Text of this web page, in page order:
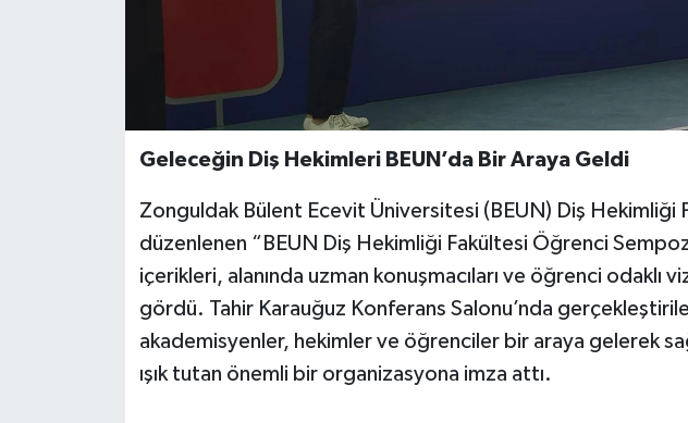
Geleceğin Diş Hekimleri BEUN’da Bir Araya Geldi
Zonguldak Bülent Ecevit Üniversitesi (BEUN) Diş Hekimliği
düzenlenen “BEUN Diş Hekimliği Fakültesi Öğrenci
içerikleri, alanında uzman konuşmacıları ve öğrenci odaklı
gördü. Tahir Karauğuz Konferans Salonu’nda
akademisyenler, hekimler ve öğrenciler bir araya gelerek
ışık tutan önemli bir organizasyona imza attı.